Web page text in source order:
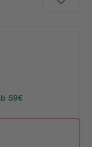
59€